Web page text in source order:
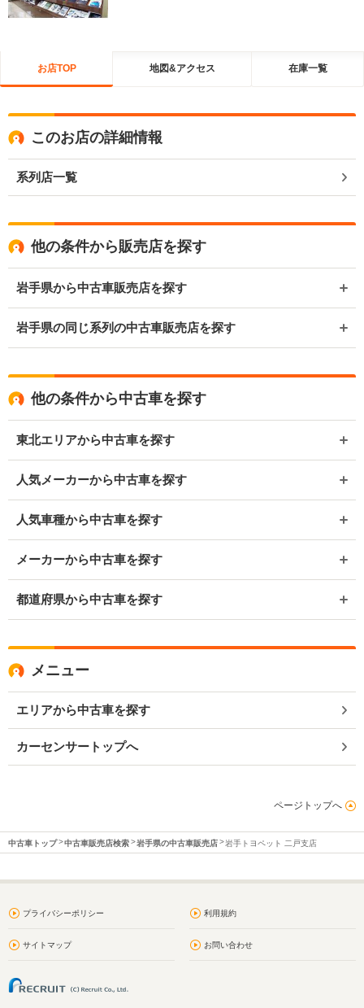
お店TOP 地図&アクセス 在庫一覧
このお店の詳細情報
系列店一覧
他の条件から販売店を探す
岩手県から中古車販売店を探す
岩手県の同じ系列の中古車販売店を探す
他の条件から中古車を探す
東北エリアから中古車を探す
人気メーカーから中古車を探す
人気車種から中古車を探す
メーカーから中古車を探す
都道府県から中古車を探す
メニュー
エリアから中古車を探す
カーセンサートップへ
ページトップへ
中古車トップ 中古車販売店検索 岩手県の中古車販売店 岩手トヨペット 二戸支店
プライバシーポリシー 利用規約
サイトマップ お問い合わせ